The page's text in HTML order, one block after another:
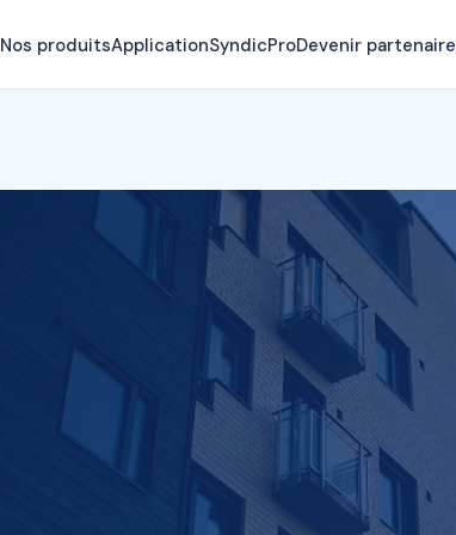
Nos produitsApplicationSyndicProDevenir partenaire